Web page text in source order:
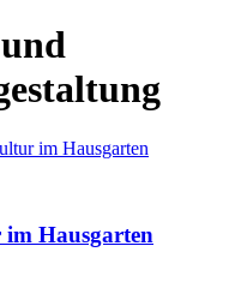
Hausgarten